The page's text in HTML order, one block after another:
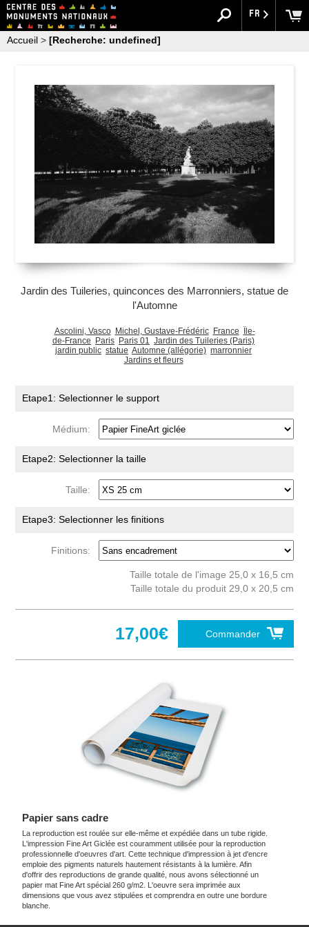
FR
Accueil > [Recherche: undefined]
Jardin des Tuileries, quinconces des Marronniers, statue de
l'Automne
Ascolini, Vasco Michel, Gustave-Frédéric France
Île-
de-France
Paris Paris 01 Jardin des Tuileries (Paris)
jardin public statue Automne (allégorie) marronnier
Jardins et fleurs
Etape1: Selectionner le support
Médium:
Etape2: Selectionner la taille
Taille:
Etape3: Selectionner les finitions
Finitions:
Taille totale de l'image 25,0 x 16,5 cm
Taille totale du produit 29,0 x 20,5 cm
Commander
17,00€
Papier sans cadre
La reproduction est roulée sur elle-même et expédiée dans un tube rigide.
L'impression Fine Art Giclée est couramment utilisée pour la reproduction
professionnelle d'oeuvres d'art. Cette technique d'impression à jet d'encre
emploie des pigments naturels hautement résistants à la lumière. Afin
d'offrir des reproductions de grande qualité, nous avons sélectionné un
papier mat Fine Art spécial 260 g/m2. L'oeuvre sera imprimée aux
dimensions que vous avez stipulées et comprendra en outre une bordure
blanche.